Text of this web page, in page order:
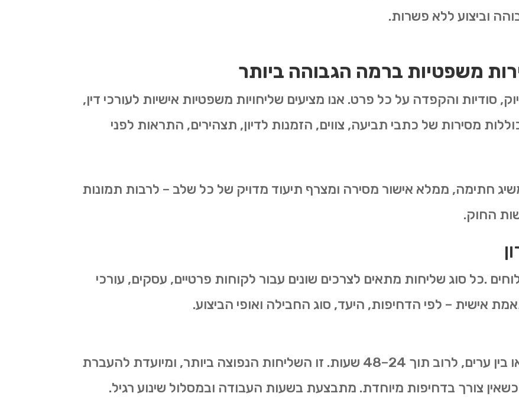
וביצוע ללא פשרות.
משפטיות ברמה הגבוהה ביותר
סודיות והקפדה על כל פרט. אנו מציעים שליחויות משפטיות אישיות לעורכי דין,
מסירות של כתבי תביעה, צווים, הזמנות לדיון, תצהירים, התראות לפני
חתימה, ממלא אישור מסירה ומצרף תיעוד מדויק של כל שלב – לרבות תמונות
החוק.
.כל סוג שליחות מתאים לצרכים שונים עבור לקוחות פרטיים, עסקים, עורכי
אישית – לפי הדחיפות, היעד, סוג החבילה ואופי הביצוע.
שליחות רגילה מתבצעת בתוך העיר או בין ערים, לרוב תוך 24–48 שעות. זו השליחות הנפוצה ביותר, ומיועדת להעברת
צורך בדחיפות מיוחדת. מתבצעת בשעות העבודה ובמסלול שינוע רגיל.